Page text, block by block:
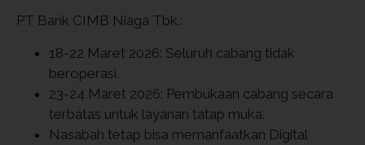
PT Bank CIMB Niaga Tbk.:
18-22 Maret 2026: Seluruh cabang tidak
beroperasi.
23-24 Maret 2026: Pembukaan cabang secara
terbatas untuk layanan tatap muka.
Nasabah tetap bisa memanfaatkan Digital